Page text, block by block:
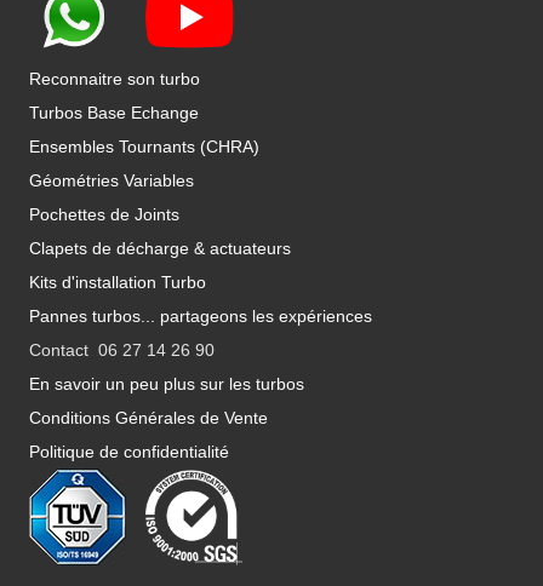
Reconnaitre son turbo
Turbos Base Echange
Ensembles Tournants (CHRA)
Géométries Variables
Pochettes de Joints
Clapets de décharge & actuateurs
Kits d'installation Turbo
Pannes turbos... partageons les expériences
Contact 06 27 14 26 90
En savoir un peu plus sur les turbos
Conditions Générales de Vente
Politique de confidentialité